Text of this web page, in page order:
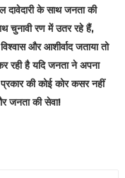
दावेदारी के साथ जनता की
चुनावी रण में उतर रहे हैं,
और आशीर्वाद जताया तो
रही है यदि जनता ने अपना
प्रकार की कोई कोर कसर नहीं
जनता की सेवा!